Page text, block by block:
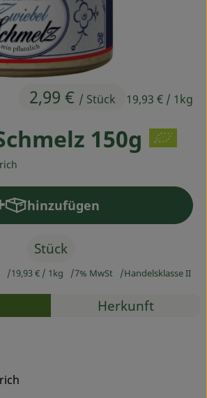
150g
2,99 € / Stück 19,93 € / 1kg
hinzufügen
Produkt zum Warenkorb
Stück
19,93 € / 1kg 7% MwSt Handelsklasse II
Rezepte Herkunft